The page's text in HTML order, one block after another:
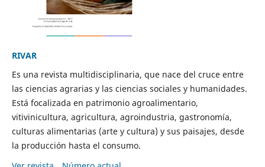
RIVAR
Es una revista multidisciplinaria, que nace del cruce entre
las ciencias agrarias y las ciencias sociales y humanidades.
Está focalizada en patrimonio agroalimentario,
vitivinicultura, agricultura, agroindustria, gastronomía,
culturas alimentarias (arte y cultura) y sus paisajes, desde
la producción hasta el consumo.